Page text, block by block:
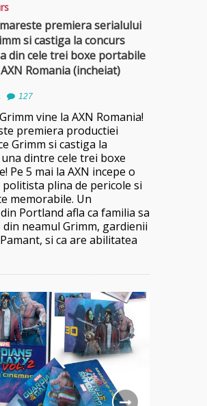
premiera serialului
si castiga la concurs
din cele trei boxe portabile
Romania (incheiat)
127
vine la AXN Romania!
premiera productiei
Grimm si castiga la
dintre cele trei boxe
Pe 5 mai la AXN incepe o
plina de pericole si
memorabile. Un
Portland afla ca familia sa
neamul Grimm, gardienii
si ca are abilitatea